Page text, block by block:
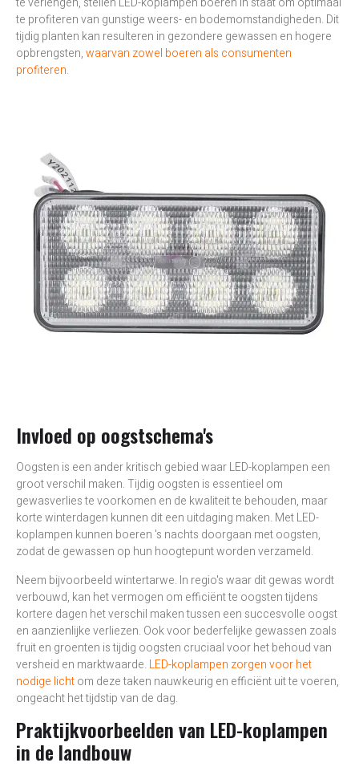
te profiteren van gunstige weers- en bodemomstandigheden. Dit
tijdig planten kan resulteren in gezondere gewassen en hogere
opbrengsten,waarvan zowel boeren als consumenten
profiteren.
Invloed op oogstschema's
Oogsten is een ander kritisch gebied waar LED-koplampen een
groot verschil maken. Tijdig oogsten is essentieel om
gewasverlies te voorkomen en de kwaliteit te behouden, maar
korte winterdagen kunnen dit een uitdaging maken. Met LED-
koplampen kunnen boeren 's nachts doorgaan met oogsten,
zodat de gewassen op hun hoogtepunt worden verzameld.
Neem bijvoorbeeld wintertarwe. In regio's waar dit gewas wordt
verbouwd, kan het vermogen om efficiënt te oogsten tijdens
kortere dagen het verschil maken tussen een succesvolle oogst
en aanzienlijke verliezen. Ook voor bederfelijke gewassen zoals
fruit en groenten is tijdig oogsten cruciaal voor het behoud van
versheid en marktwaarde. LED-koplampen zorgen voor het
nodige lichtom deze taken nauwkeurig en efficiënt uit te voeren,
ongeacht het tijdstip van de dag.
Praktijkvoorbeelden van LED-koplampen
in de landbouw